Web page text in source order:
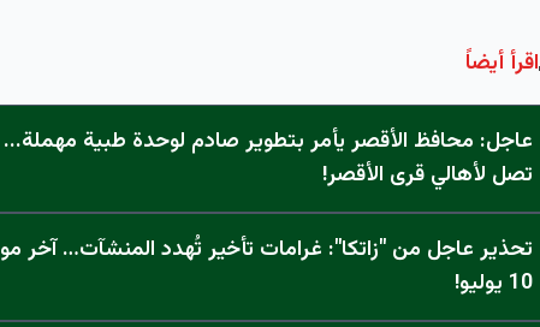
اقرأ أيضاً
عاجل: محافظ الأقصر يأمر بتطوير صادم لوحدة طبية
تصل لأهالي قرى الأقصر!
تحذير عاجل من "زاتكا": غرامات تأخير تُهدد المنشآت… آخر
10 يوليو!